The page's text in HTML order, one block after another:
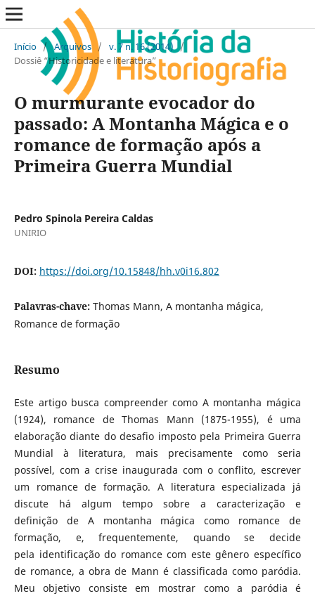
Início / Arquivos / v. 7 n. 16 (2014) /
Dossiê “Historicidade e literatura”
O murmurante evocador do
passado: A Montanha Mágica e o
romance de formação após a
Primeira Guerra Mundial
Pedro Spinola Pereira Caldas
UNIRIO
DOI: https://doi.org/10.15848/hh.v0i16.802
Palavras-chave: Thomas Mann, A montanha mágica,
Romance de formação
Resumo
Este artigo busca compreender como A montanha mágica
(1924), romance de Thomas Mann (1875-1955), é uma
elaboração diante do desafio imposto pela Primeira Guerra
Mundial à literatura, mais precisamente como seria
possível, com a crise inaugurada com o conflito, escrever
um romance de formação. A literatura especializada já
discute há algum tempo sobre a caracterização e
definição de A montanha mágica como romance de
formação, e, frequentemente, quando se decide
pela identificação do romance com este gênero específico
de romance, a obra de Mann é classificada como paródia.
Meu objetivo consiste em mostrar como a paródia é